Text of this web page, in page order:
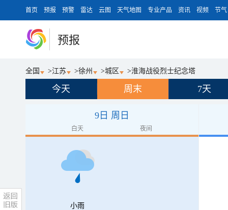
首页 预报 预警 雷达 云图 天气地图 专业产品 资讯 视频 节气
预报
全国 >江苏 >徐州 >城区 >淮海战役烈士纪念塔
今天 周末 7天
9日 周日
白天 夜间
小雨